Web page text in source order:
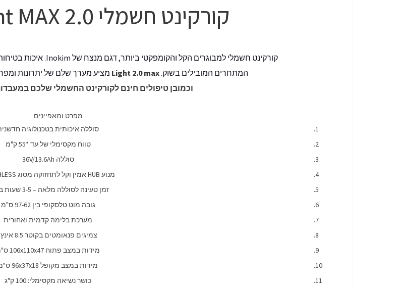
קורקינט חשמלי 2.0 INOKIM Light MAX
קורקינט חשמלי למבוגרים הקל והקומפקטי ביותר,דגם מנצח של Inokim. איכות
המתחרים המובילים בשוק.
Light 2.0 max מציע מערך שלם של יתרונות
וכמובן טיפולים חינם לקורקינט החשמלי שלכם
מפרט ומאפיינים
סוללה איכותית בטכנולוגיה
טווח מקסימלי של עד *55 ק"מ
סוללה 36V/13.6Ah
מנוע HUBאמין וקל לתחזוקה מסוג
זמן טעינה לסוללה מלאה–
גובה מוט טלסקופי בין 97-62 ס"מ
מערכת בלימה קדמית ואחורית
צמיגים פנאומטים בקוטר 8.5 אינץ'
מידות במצב פתוח 106x110x47
מידות במצב מקופל 96x37x18
כושר נשיאה מקסימלי: 100 ק"ג